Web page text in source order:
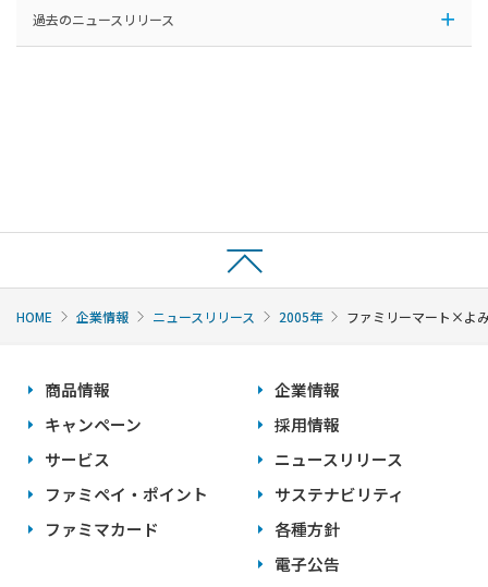
過去のニュースリリース
HOME 企業情報 ニュースリリース 2005年 ファミリーマート×よ
商品情報
キャンペーン
サービス
ファミペイ・ポイント
ファミマカード
企業情報
採用情報
ニュースリリース
サステナビリティ
各種方針
電子公告